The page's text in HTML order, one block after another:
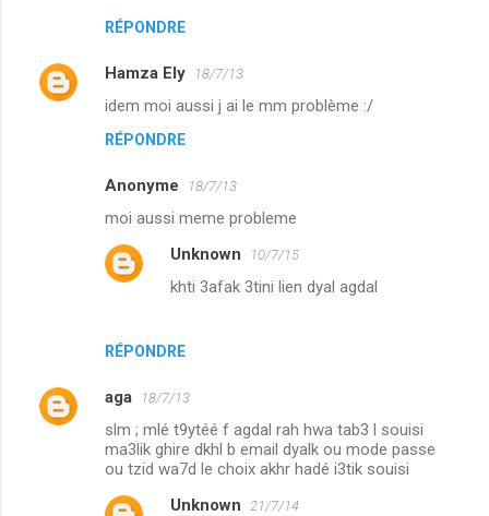
RÉPONDRE
Hamza Ely 18/7/13
idem moi aussi j ai le mm problème :/
RÉPONDRE
Anonyme 18/7/13
moi aussi meme probleme
RÉPONDRE
Unknown 10/7/15
khti 3afak 3tini lien dyal agdal
aga 18/7/13
slm ; mlé t9ytéé f agdal rah hwa tab3 l souisi
ma3lik ghire dkhl b email dyalk ou mode passe
ou tzid wa7d le choix akhr hadé i3tik souisi
Unknown
21/7/14